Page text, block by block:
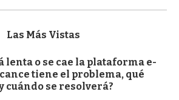
Las Más Vistas
lenta o se cae la plataforma e-
tiene el problema, qué
cuándo se resolverá?